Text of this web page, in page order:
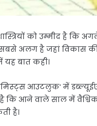
को उम्मीद है कि
अलग है जहां विकास
बात कही।
आउटलुक’ में
है कि आने वाले साल में
है।